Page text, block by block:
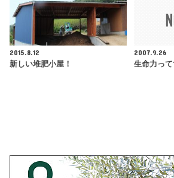
2015.8.12
新しい堆肥小屋！
2007.9.26
生命力って